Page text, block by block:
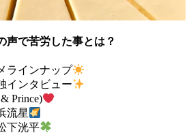
声で苦労した事とは？
ラインナップ
インタビュー
Prince)
流星
下洸平